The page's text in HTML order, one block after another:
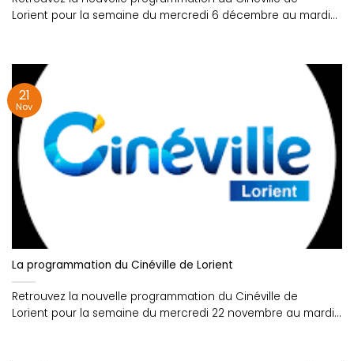
Lorient pour la semaine du mercredi 6 décembre au mardi
La programmation du Cinéville de Lorient
Retrouvez la nouvelle programmation du Cinéville de
Lorient pour la semaine du mercredi 22 novembre au mardi
21
Nov